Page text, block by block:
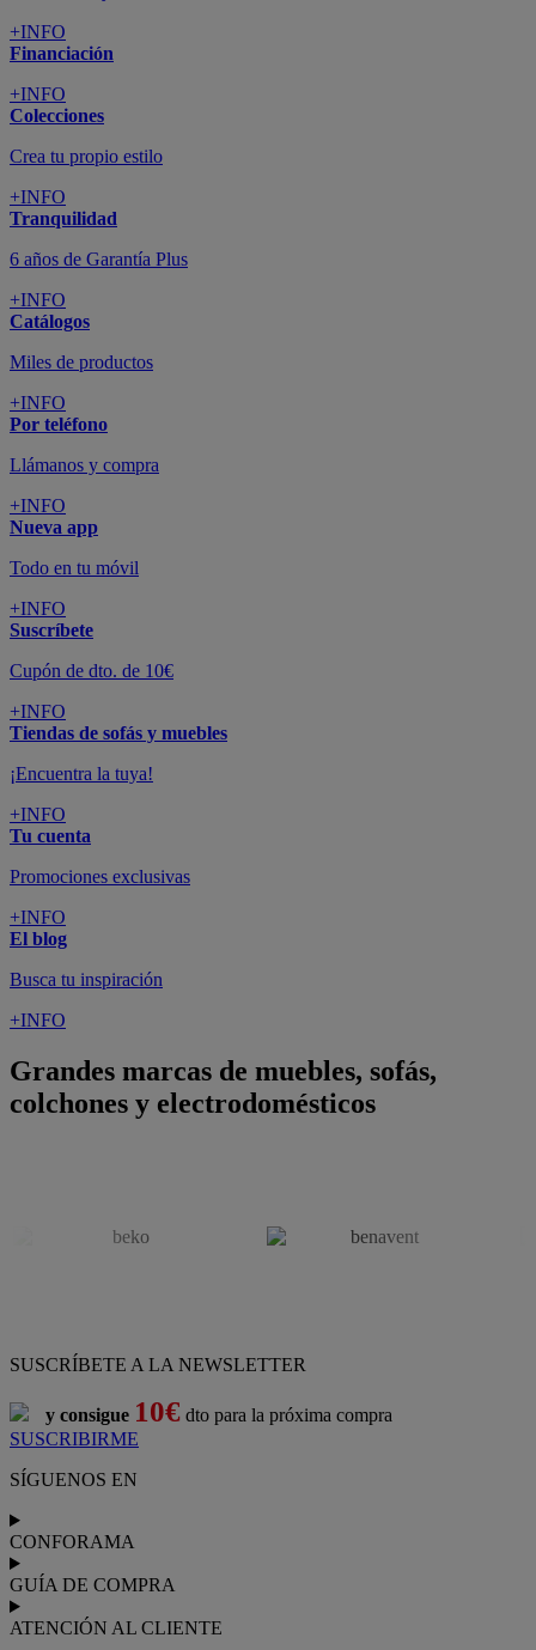
+INFO
Financiación
+INFO
Colecciones
Crea tu propio estilo
+INFO
Tranquilidad
6 años de Garantía Plus
+INFO
Catálogos
Miles de productos
+INFO
Por teléfono
Llámanos y compra
+INFO
Nueva app
Todo en tu móvil
+INFO
Suscríbete
Cupón de dto. de 10€
+INFO
Tiendas de sofás y muebles
¡Encuentra la tuya!
+INFO
Tu cuenta
Promociones exclusivas
+INFO
El blog
Busca tu inspiración
+INFO
Grandes marcas de muebles, sofás,
colchones y electrodomésticos
SUSCRÍBETE A LA NEWSLETTER
y consigue 10€ dto para la próxima compra
SUSCRIBIRME
SÍGUENOS EN
CONFORAMA
GUÍA DE COMPRA
ATENCIÓN AL CLIENTE